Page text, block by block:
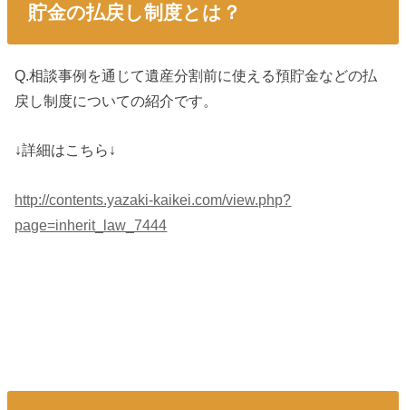
貯金の払戻し制度とは？
Q.相談事例を通じて遺産分割前に使える預貯金などの払
戻し制度についての紹介です。
↓詳細はこちら↓
http://contents.yazaki-kaikei.com/view.php?
page=inherit_law_7444